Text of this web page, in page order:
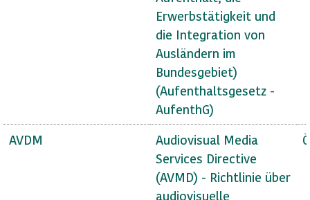
Erwerbstätigkeit und
die Integration von
Ausländern im
Bundesgebiet)
(Aufenthaltsgesetz -
AufenthG)
AVDM
Audiovisual Media
Services Directive
(AVMD) - Richtlinie über
audiovisuelle